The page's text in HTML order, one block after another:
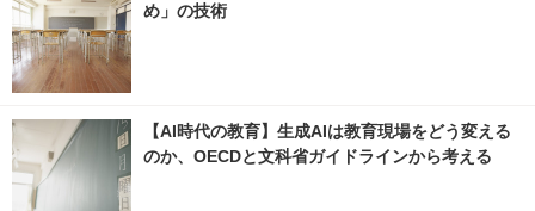
め」の技術
【AI時代の教育】生成AIは教育現場をどう変える
のか、OECDと文科省ガイドラインから考える